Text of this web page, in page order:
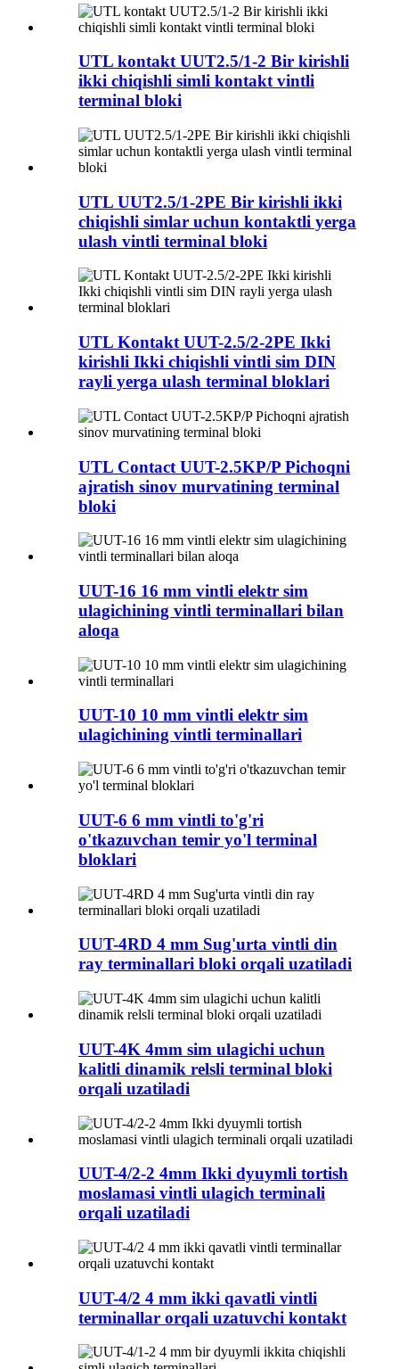
UTL kontakt UUT2.5/1-2 Bir kirishli
ikki chiqishli simli kontakt vintli
terminal bloki
UTL UUT2.5/1-2PE Bir kirishli ikki
chiqishli simlar uchun kontaktli yerga
ulash vintli terminal bloki
UTL Kontakt UUT-2.5/2-2PE Ikki
kirishli Ikki chiqishli vintli sim DIN
rayli yerga ulash terminal bloklari
UTL Contact UUT-2.5KP/P Pichoqni
ajratish sinov murvatining terminal
bloki
UUT-16 16 mm vintli elektr sim
ulagichining vintli terminallari bilan
aloqa
UUT-10 10 mm vintli elektr sim
ulagichining vintli terminallari
UUT-6 6 mm vintli to'g'ri
o'tkazuvchan temir yo'l terminal
bloklari
UUT-4RD 4 mm Sug'urta vintli din
ray terminallari bloki orqali uzatiladi
UUT-4K 4mm sim ulagichi uchun
kalitli dinamik relsli terminal bloki
orqali uzatiladi
UUT-4/2-2 4mm Ikki dyuymli tortish
moslamasi vintli ulagich terminali
orqali uzatiladi
UUT-4/2 4 mm ikki qavatli vintli
terminallar orqali uzatuvchi kontakt